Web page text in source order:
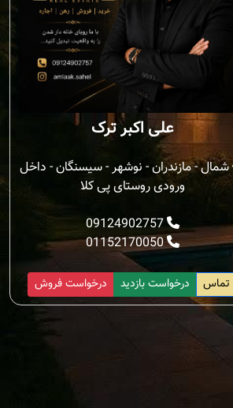
علی اکبر ترک
شمال - مازندران - نوشهر - سیسنگان - داخل
ورودی روستای پی کلا
09124902757
01152170050
درخواست فروش درخواست بازدید تماس